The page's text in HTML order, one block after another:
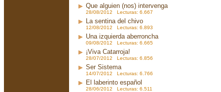
Que alguien (nos) intervenga
28/08/2012 Lecturas: 6.667
La sentina del chivo
12/08/2012 Lecturas: 6.893
Una izquierda aberroncha
09/08/2012 Lecturas: 6.665
¡Viva Catarroja!
28/07/2012 Lecturas: 6.856
Ser Sistema
14/07/2012 Lecturas: 6.766
El laberinto español
28/06/2012 Lecturas: 6.511